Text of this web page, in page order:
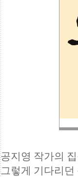
공지영 작가의
그렇게 기다리던